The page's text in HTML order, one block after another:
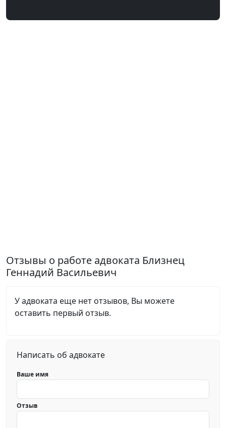
Отзывы о работе адвоката Близнец
Геннадий Васильевич
У адвоката еще нет отзывов, Вы можете
оставить первый отзыв.
Написать об адвокате
Ваше имя
Отзыв